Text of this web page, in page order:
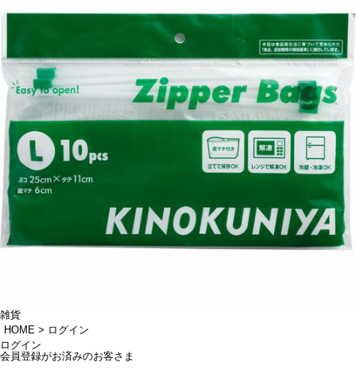
雑貨
HOME
ログイン
ログイン
会員登録がお済みのお客さま